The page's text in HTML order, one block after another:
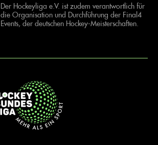
Der Hockeyliga e.V. ist zudem verantwortlich für
die Organisation und Durchführung der Final4
Events, der deutschen Hockey-Meisterschaften.